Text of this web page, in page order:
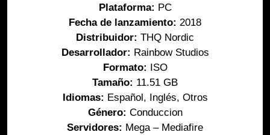
Plataforma: PC
Fecha de lanzamiento: 2018
Distribuidor: THQ Nordic
Desarrollador: Rainbow Studios
Formato: ISO
Tamaño: 11.51 GB
Idiomas: Español, Inglés, Otros
Género: Conduccion
Servidores: Mega – Mediafire